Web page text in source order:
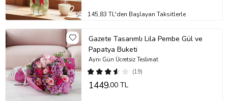
145,83 TL'den Başlayan Taksitlerle
Gazete Tasarımlı Lila Pembe Gül ve
Papatya Buketi
(19)
Aynı Gün Ücretsiz Teslimat
1449,00 TL